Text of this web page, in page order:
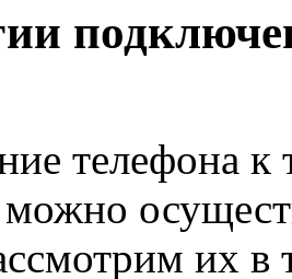
телефона к
можно
их в